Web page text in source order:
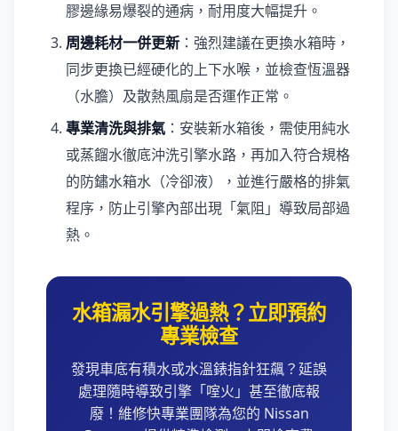
膠邊緣易爆裂的通病，耐用度大幅提升。
周邊耗材一併更新 ：強烈建議在更換水箱時，
同步更換已經硬化的上下水喉，並檢查恆溫器
（水膽）及散熱風扇是否運作正常。
專業清洗與排氣 ：安裝新水箱後，需使用純水
或蒸餾水徹底沖洗引擎水路，再加入符合規格
的防鏽水箱水（冷卻液），並進行嚴格的排氣
程序，防止引擎內部出現「氣阻」導致局部過
熱。
水箱漏水引擎過熱？立即預約
專業檢查
發現車底有積水或水溫錶指針狂飆？延誤
處理隨時導致引擎「㗌火」甚至徹底報
廢！維修快專業團隊為您的 Nissan